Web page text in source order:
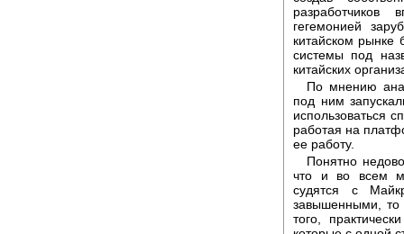
гегемонией
китайском рынке
системы под
китайских
По мнению
под ним
использоваться
работая на
ее работу.
Понятно
что и во всем
судятся с
завышенными, то
того,